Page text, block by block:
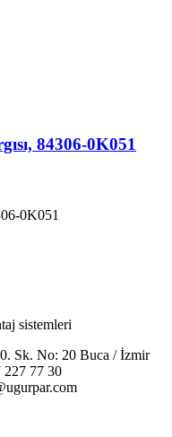
84306-0K051
0K051
sistemleri
Sk. No: 20 Buca / İzmir
227 77 30